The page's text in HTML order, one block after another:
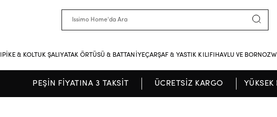
PİKE & KOLTUK ŞALIYATAK ÖRTÜSÜ & BATTANİYEÇARŞAF & YASTIK KILIFI HAVLU VE BORNOZ
PEŞİN FİYATINA 3 TAKSİT ÜCRETSİZ KARGO YÜKSEK